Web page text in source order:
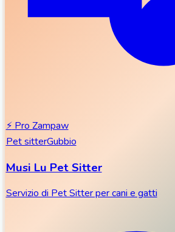
⚡Pro Zampaw
Pet sitterGubbio
Musi Lu Pet Sitter
Servizio di Pet Sitter per cani e gatti